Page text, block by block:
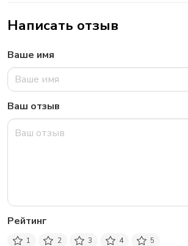
Написать отзыв
Ваше имя
Ваш отзыв
Рейтинг
1 2 3 4 5